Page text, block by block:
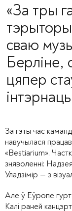
«За тры
сваю
Берліне,
цяпер
За гэты час
навучылася
«Bestiarium».
зняволенні:
Уладзімір — з
Але ў Еўропе гурт
Калі раней